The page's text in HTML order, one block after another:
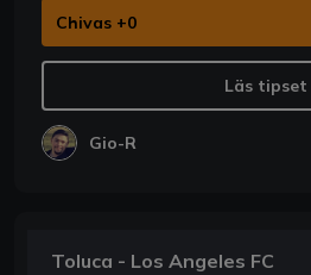
Chivas +0
Läs tipset
Gio-R
Toluca - Los Angeles FC